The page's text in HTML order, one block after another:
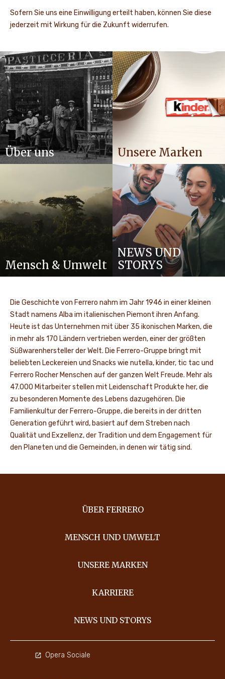
Sofern Sie uns eine Einwilligung erteilt haben, können Sie diese
jederzeit mit Wirkung für die Zukunft widerrufen.
Über uns Unsere Marken
Mensch & Umwelt
NEWS UND
STORYS
Die Geschichte von Ferrero nahm im Jahr 1946 in einer kleinen
Stadt namens Alba im italienischen Piemont ihren Anfang.
Heute ist das Unternehmen mit über 35 ikonischen Marken, die
in mehr als 170 Ländern vertrieben werden, einer der größten
Süßwarenhersteller der Welt. Die Ferrero-Gruppe bringt mit
beliebten Leckereien und Snacks wie nutella, kinder, tic tac und
Ferrero Rocher Menschen auf der ganzen Welt Freude. Mehr als
47.000 Mitarbeiter stellen mit Leidenschaft Produkte her, die
zu besonderen Momente des Lebens dazugehören. Die
Familienkultur der Ferrero-Gruppe, die bereits in der dritten
Generation geführt wird, basiert auf dem Streben nach
Qualität und Exzellenz, der Tradition und dem Engagement für
den Planeten und die Gemeinden, in denen wir tätig sind.
ÜBER FERRERO
MENSCH UND UMWELT
UNSERE MARKEN
KARRIERE
NEWS UND STORYS
Opera Sociale